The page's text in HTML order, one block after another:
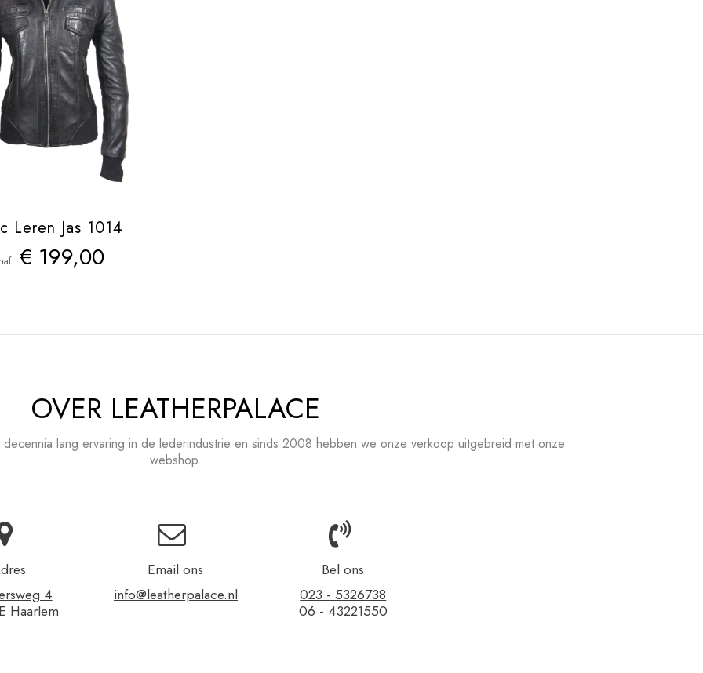
Leren Jas 1014
€ 199,00
OVER LEATHERPALACE
lang ervaring in de lederindustrie en sinds 2008 hebben we onze verkoop uitgebreid met onze
webshop.
4
Haarlem
Email ons
info@leatherpalace.nl
Bel ons
023 - 5326738
06 - 43221550